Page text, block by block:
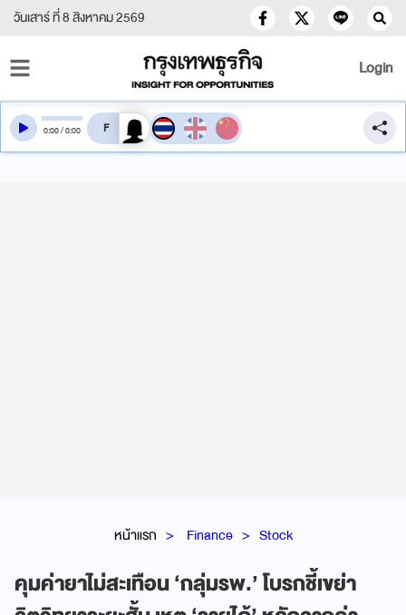
วันเสาร์ ที่ 8 สิงหาคม 2569
Login
หน้าแรก Finance Stock
คุมค่ายาไม่สะเทือน ‘กลุ่มรพ.’ โบรกชี้เขย่า
0:00/0:00 สลับเสียงอ่าน